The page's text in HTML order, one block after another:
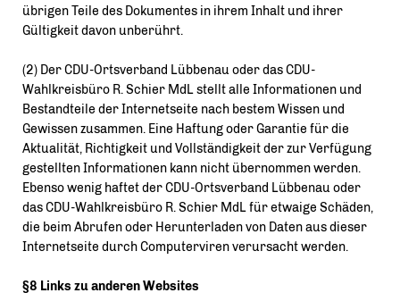
übrigen Teile des Dokumentes in ihrem Inhalt und ihrer
Gültigkeit davon unberührt.
(2) Der CDU-Ortsverband Lübbenau oder das CDU-
Wahlkreisbüro R. Schier MdL stellt alle Informationen und
Bestandteile der Internetseite nach bestem Wissen und
Gewissen zusammen. Eine Haftung oder Garantie für die
Aktualität, Richtigkeit und Vollständigkeit der zur Verfügung
gestellten Informationen kann nicht übernommen werden.
Ebenso wenig haftet der CDU-Ortsverband Lübbenau oder
das CDU-Wahlkreisbüro R. Schier MdL für etwaige Schäden,
die beim Abrufen oder Herunterladen von Daten aus dieser
Internetseite durch Computerviren verursacht werden.
§8 Links zu anderen Websites